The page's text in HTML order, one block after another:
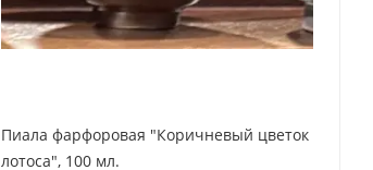
Пиала фарфоровая "Коричневый цветок
лотоса", 100 мл.